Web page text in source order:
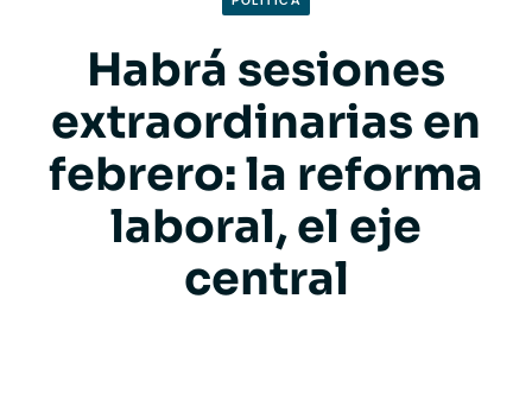
Habrá sesiones
extraordinarias en
febrero: la reforma
laboral, el eje
central